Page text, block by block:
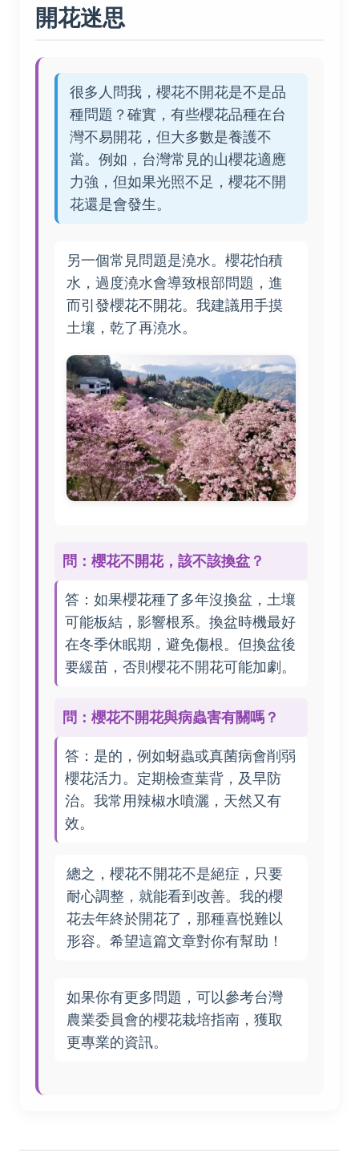
開花迷思
很多人問我，櫻花不開花是不是品
種問題？確實，有些櫻花品種在台
灣不易開花，但大多數是養護不
當。例如，台灣常見的山櫻花適應
力強，但如果光照不足，櫻花不開
花還是會發生。
另一個常見問題是澆水。櫻花怕積
水，過度澆水會導致根部問題，進
而引發櫻花不開花。我建議用手摸
土壤，乾了再澆水。
問：櫻花不開花，該不該換盆？
答：如果櫻花種了多年沒換盆，土壤
可能板結，影響根系。換盆時機最好
在冬季休眠期，避免傷根。但換盆後
要緩苗，否則櫻花不開花可能加劇。
問：櫻花不開花與病蟲害有關嗎？
答：是的，例如蚜蟲或真菌病會削弱
櫻花活力。定期檢查葉背，及早防
治。我常用辣椒水噴灑，天然又有
效。
總之，櫻花不開花不是絕症，只要
耐心調整，就能看到改善。我的櫻
花去年終於開花了，那種喜悦難以
形容。希望這篇文章對你有幫助！
如果你有更多問題，可以參考台灣
農業委員會的櫻花栽培指南，獲取
更專業的資訊。